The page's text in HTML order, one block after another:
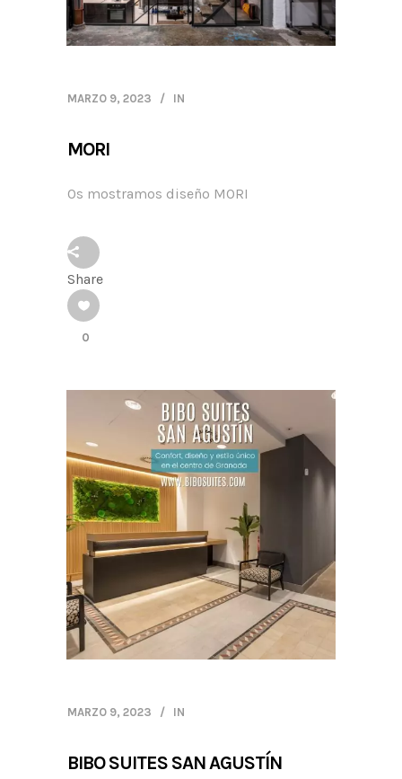
MARZO 9, 2023 IN
MORI
Os mostramos diseño MORI
Share
0
MARZO 9, 2023 IN
BIBO SUITES SAN AGUSTÍN